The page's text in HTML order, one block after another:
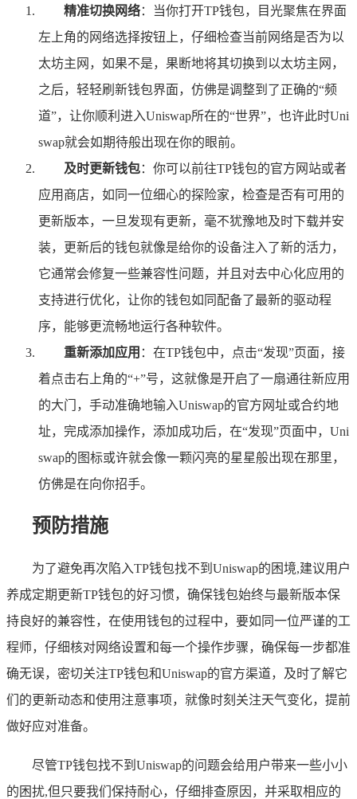
精准切换网络：当你打开TP钱包，目光聚焦在界面
左上角的网络选择按钮上，仔细检查当前网络是否为以
太坊主网，如果不是，果断地将其切换到以太坊主网，
之后，轻轻刷新钱包界面，仿佛是调整到了正确的“频
道”，让你顺利进入Uniswap所在的“世界”，也许此时Uni
swap就会如期待般出现在你的眼前。
及时更新钱包：你可以前往TP钱包的官方网站或者
应用商店，如同一位细心的探险家，检查是否有可用的
更新版本，一旦发现有更新，毫不犹豫地及时下载并安
装，更新后的钱包就像是给你的设备注入了新的活力，
它通常会修复一些兼容性问题，并且对去中心化应用的
支持进行优化，让你的钱包如同配备了最新的驱动程
序，能够更流畅地运行各种软件。
重新添加应用 ：在TP钱包中，点击“发现”页面，接
着点击右上角的“+”号，这就像是开启了一扇通往新应用
的大门，手动准确地输入Uniswap的官方网址或合约地
址，完成添加操作，添加成功后，在“发现”页面中，Uni
swap的图标或许就会像一颗闪亮的星星般出现在那里，
仿佛是在向你招手。
预防措施
为了避免再次陷入TP钱包找不到Uniswap的困境,建议用户
养成定期更新TP钱包的好习惯，确保钱包始终与最新版本保
持良好的兼容性，在使用钱包的过程中，要如同一位严谨的工
程师，仔细核对网络设置和每一个操作步骤，确保每一步都准
确无误，密切关注TP钱包和Uniswap的官方渠道，及时了解它
们的更新动态和使用注意事项，就像时刻关注天气变化，提前
做好应对准备。
尽管TP钱包找不到Uniswap的问题会给用户带来一些小小
的困扰,但只要我们保持耐心，仔细排查原因，并采取相应的